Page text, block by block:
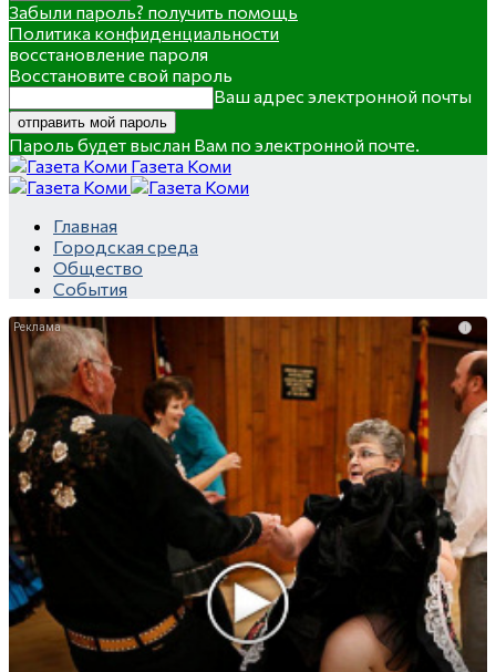
Забыли пароль? получить помощь
Политика конфиденциальности
восстановление пароля
Восстановите свой пароль
Ваш адрес электронной почты
Пароль будет выслан Вам по электронной почте.
Газета Коми
Главная
Городская среда
Общество
События
i